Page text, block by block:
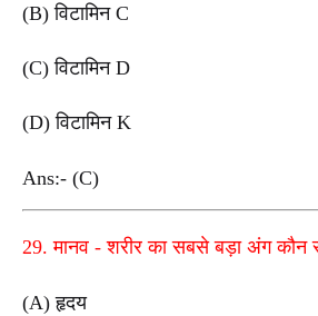
(B) विटामिन C
(C) विटामिन D
(D) विटामिन K
Ans:- (C)
29. मानव - शरीर का सबसे बड़ा अंग कौन
(A) हृदय